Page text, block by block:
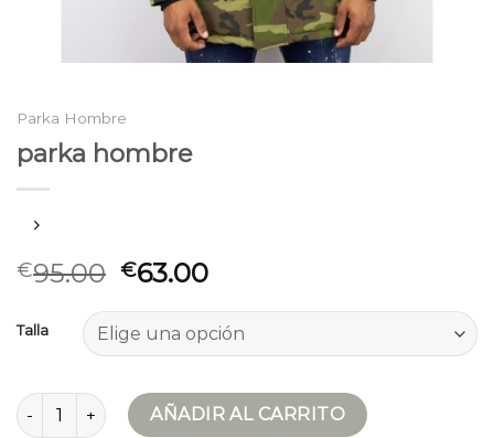
Parka Hombre
parka hombre
€95.00 €63.00
Talla
parka hombre cantidadAÑADIR AL CARRITO